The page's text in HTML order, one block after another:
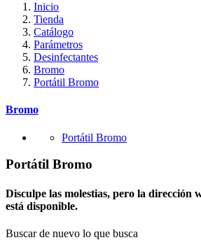
Inicio
Tienda
Catálogo
Parámetros
Desinfectantes
Bromo
Portátil Bromo
Bromo
Portátil Bromo
Portátil Bromo
Disculpe las molestias, pero la dirección
está disponible.
Buscar de nuevo lo que busca